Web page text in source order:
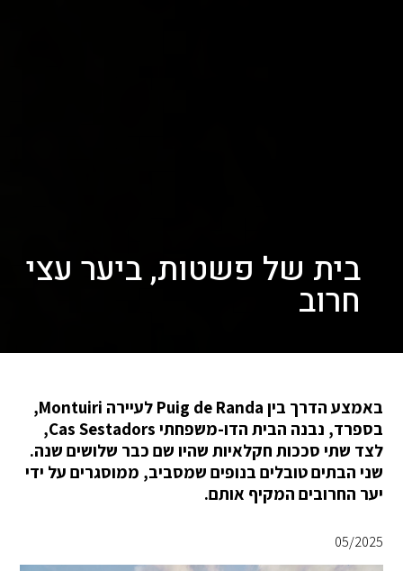
בית של פשטות, ביער עצי
חרוב
באמצע הדרך בין Puig de Randa לעיירה Montuiri,
בספרד, נבנה הבית הדו-משפחתי Cas Sestadors,
לצד שתי סככות חקלאיות שהיו שם כבר שלושים שנה.
שני הבתים טובלים בנופים שמסביב, ממוסגרים על ידי
יער החרובים המקיף אותם.
05/2025